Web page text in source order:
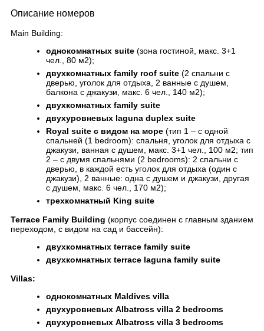
Описание номеров
Main Building:
однокомнатных suite (зона гостиной, макс. 3+1
чел., 80 м2);
двухкомнатных family roof suite (2 спальни с
дверью, уголок для отдыха, 2 ванные с душем,
балкона с джакузи, макс. 6 чел., 140 м2);
двухкомнатных family suite
двухуровневых laguna duplex suite
Royal suite с видом на море (тип 1 – с одной
спальней (1 bedroom): спальня, уголок для отдыха с
джакузи, ванная с душем, макс. 3+1 чел., 100 м2; тип
2 – с двумя спальнями (2 bedrooms): 2 спальни с
дверью, в каждой есть уголок для отдыха (один с
джакузи), 2 ванные: одна с душем и джакузи, другая
с душем, макс. 6 чел., 170 м2);
трехкомнатный King suite
Terrace Family Building (корпус соединен с главным зданием
переходом, c видом на сад и бассейн):
двухкомнатных terrace family suite
двухкомнатных terrace laguna family suite
Villas:
однокомнатных Maldives villa
двухуровневых Albatross villa 2 bedrooms
двухуровневых Albatross villa 3 bedrooms